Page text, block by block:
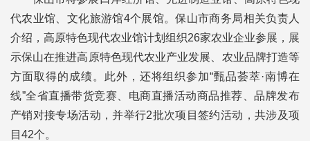
代农业馆、文化旅游馆4个展馆。保山市商务局相关负责人
介绍，高原特色现代农业馆计划组织26家农业企业参展，展
示保山在推进高原特色现代农业产业发展、农业品牌打造等
方面取得的成绩。此外，还将组织参加“甄品荟萃·南博在
线”全省直播带货竞赛、电商直播活动商品推荐、品牌发布
产销对接专场活动，并举行2批次项目签约活动，共涉及项
目42个。